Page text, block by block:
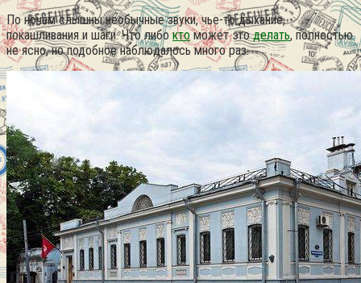
По ночам слышны необычные звуки, чье-то дыхание,
покашливания и шаги. Что либоктоможет этоделать, полностью
не ясно, но подобное наблюдалось много раз.